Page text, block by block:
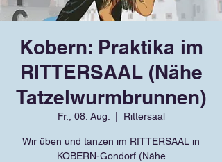
Kobern: Praktika im
RITTERSAAL (Nähe
Tatzelwurmbrunnen)
Fr., 08. Aug. Rittersaal
Wir üben und tanzen im RITTERSAAL in
KOBERN-Gondorf (Nähe